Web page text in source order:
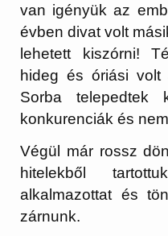
van igényük az
évben divat volt
lehetett kiszórni!
hideg és óriási volt
Sorba telepedtek
konkurenciák és
Végül már rossz
hitelekből
alkalmazottat és
zárnunk.